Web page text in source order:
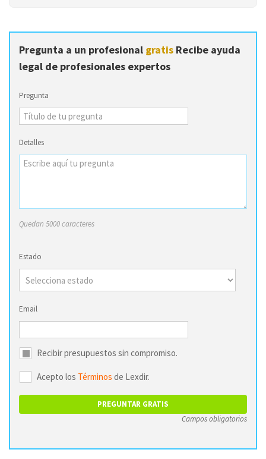
Pregunta a un profesional gratis Recibe ayuda
legal de profesionales expertos
Pregunta
Detalles
Quedan 5000 caracteres
Estado
Email
Recibir presupuestos sin compromiso.
Acepto los Términos de Lexdir.
Campos obligatorios